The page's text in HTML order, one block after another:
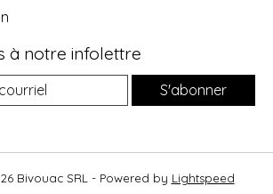
à notre infolettre
S'abonner
Bivouac SRL - Powered by Lightspeed